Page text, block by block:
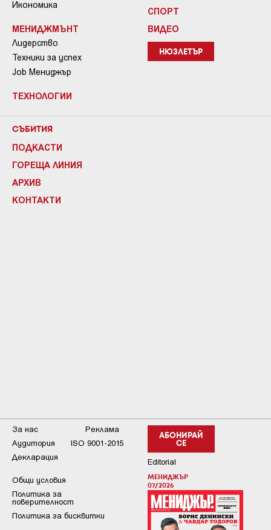
Икономика
МЕНИДЖМЪНТ
Лидерство
Техники за успех
Job Мениджър
ТЕХНОЛОГИИ
СПОРТ
ВИДЕО
НЮЗЛЕТЪР
СЪБИТИЯ
ПОДКАСТИ
ГОРЕЩА ЛИНИЯ
АРХИВ
КОНТАКТИ
АБОНИРАЙ
СЕ
Editorial
МЕНИДЖЪР
07/2026
За нас
Реклама
Аудитория
ISO 9001-2015
Декларация
Общи условия
Пoлитикa зa
пoвepитeлнocт
Политика за бисквитки